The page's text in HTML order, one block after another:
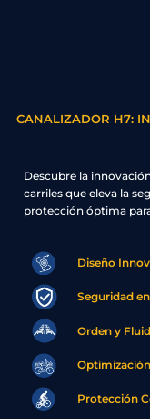
CANALIZADOR H7:
Descubre la
carriles que eleva la
protección óptima
Diseño
Seguridad
Orden y
Protección